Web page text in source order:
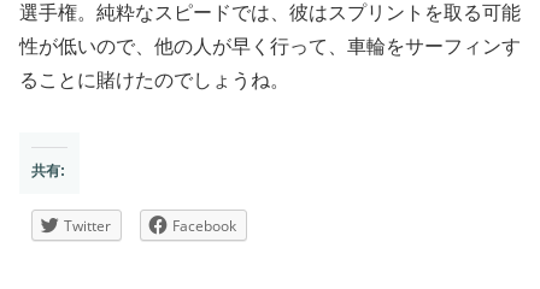
選手権。純粋なスピードでは、彼はスプリントを取る可能
性が低いので、他の人が早く行って、車輪をサーフィンす
ることに賭けたのでしょうね。
共有:
Twitter Facebook